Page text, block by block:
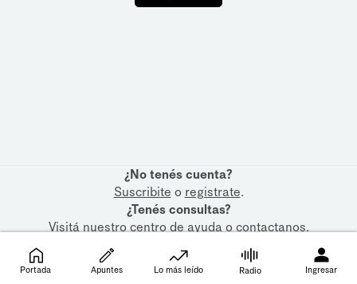
¿No tenés cuenta?
Suscribite o registrate.
¿Tenés consultas?
Visitá nuestrocentro de ayudaocontactanos.
Portada Apuntes Lo más leído Radio Ingresar